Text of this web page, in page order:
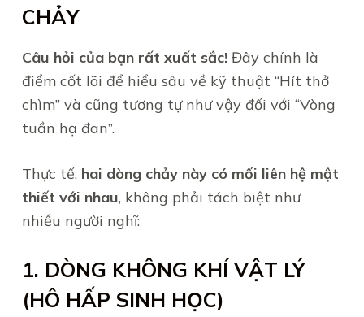
CHẢY
Câu hỏi của bạn rất xuất sắc!Đây chính là
điểm cốt lõi để hiểu sâu về kỹ thuật “Hít thở
chìm” và cũng tương tự như vậy đối với “Vòng
tuần hạ đan”.
Thực tế, hai dòng chảy này có mối liên hệ mật
thiết với nhau, không phải tách biệt như
nhiều người nghĩ:
1. DÒNG KHÔNG KHÍ VẬT LÝ
(HÔ HẤP SINH HỌC)